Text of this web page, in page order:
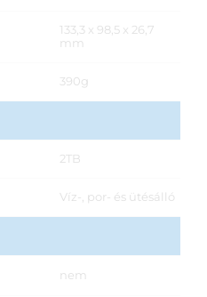
133,3 x 98,5 x 26,7
mm
390g
2TB
Víz-, por- és ütésálló
nem